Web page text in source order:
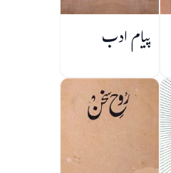
پیام ادب